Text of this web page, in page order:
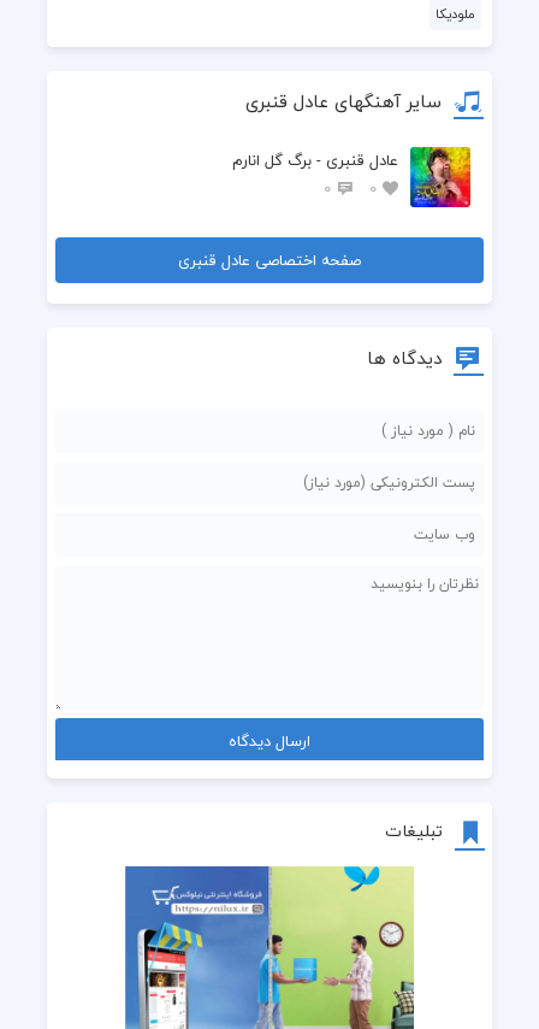
تبلیغات
ملودیکا
سایر آهنگهای عادل قنبری
عادل قنبری - برگ گل انارم
0
0
صفحه اختصاصی عادل قنبری
دیدگاه ها